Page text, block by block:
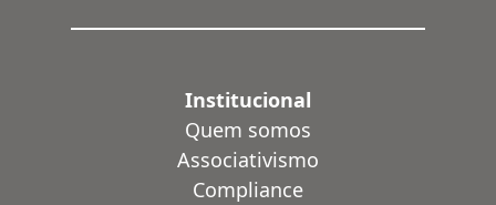
Institucional
Quem somos
Associativismo
Compliance